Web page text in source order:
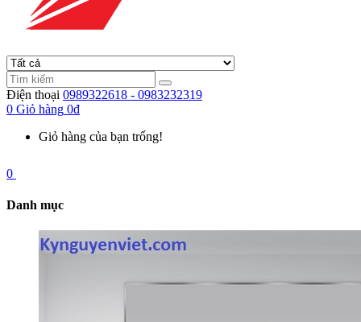
Điện thoại 0989322618 - 0983232319
0 Giỏ hàng 0đ
Giỏ hàng của bạn trống!
0
Danh mục